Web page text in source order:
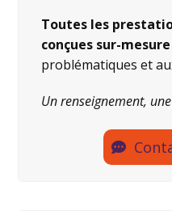
Toutes les
conçues sur-mesure
problématiques et
Un renseignement,